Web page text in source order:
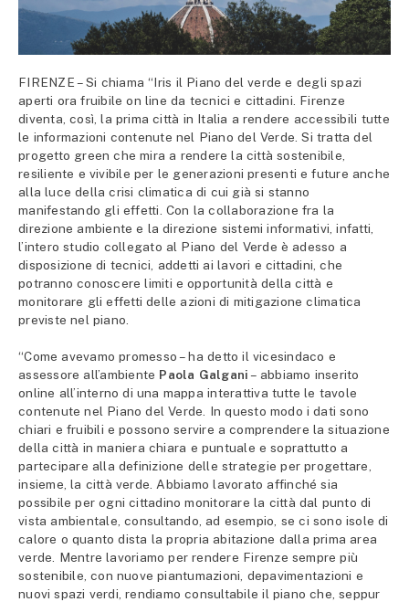
FIRENZE – Si chiama “Iris il Piano del verde e degli spazi
aperti ora fruibile on line da tecnici e cittadini. Firenze
diventa, così, la prima città in Italia a rendere accessibili tutte
le informazioni contenute nel Piano del Verde. Si tratta del
progetto green che mira a rendere la città sostenibile,
resiliente e vivibile per le generazioni presenti e future anche
alla luce della crisi climatica di cui già si stanno
manifestando gli effetti. Con la collaborazione fra la
direzione ambiente e la direzione sistemi informativi, infatti,
l’intero studio collegato al Piano del Verde è adesso a
disposizione di tecnici, addetti ai lavori e cittadini, che
potranno conoscere limiti e opportunità della città e
monitorare gli effetti delle azioni di mitigazione climatica
previste nel piano.
“Come avevamo promesso – ha detto il vicesindaco e
assessore all’ambiente Paola Galgani– abbiamo inserito
online all’interno di una mappa interattiva tutte le tavole
contenute nel Piano del Verde. In questo modo i dati sono
chiari e fruibili e possono servire a comprendere la situazione
della città in maniera chiara e puntuale e soprattutto a
partecipare alla definizione delle strategie per progettare,
insieme, la città verde. Abbiamo lavorato affinché sia
possibile per ogni cittadino monitorare la città dal punto di
vista ambientale, consultando, ad esempio, se ci sono isole di
calore o quanto dista la propria abitazione dalla prima area
verde. Mentre lavoriamo per rendere Firenze sempre più
sostenibile, con nuove piantumazioni, depavimentazioni e
nuovi spazi verdi, rendiamo consultabile il piano che, seppur